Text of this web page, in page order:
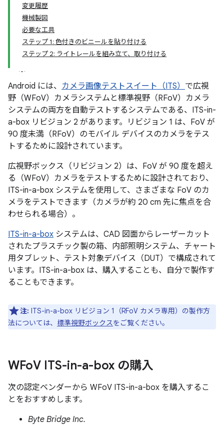
変更履歴
機械製図
必要な工具
ステップ 1: 色付きのビニールを貼り付ける
ステップ 2: ライトレールを組み立て、取り付ける
Android には、 カメラ画像テストスイート（ITS） で広視
野（WFoV）カメラシステムと標準視野（RFoV）カメラ
システムの両方を自動テストするシステムである、ITS-in-
a-box リビジョン 2 があります。リビジョン 1 は、FoV が
90 度未満（RFoV）のモバイル デバイスのカメラをテス
トするために設計されています。
広視野ボックス（リビジョン 2）は、FoV が 90 度を超え
る（WFoV）カメラをテストするために設計されており、
ITS-in-a-box システムを使用して、さまざまな FoV のカ
メラをテストできます（カメラが約 20 cm 先に焦点を合
わせられる場合）。
ITS-in-a-box システムは、CAD 図面からレーザーカット
されたプラスチック製の箱、内部照明システム、チャート
用タブレット、テスト対象デバイス（DUT）で構成されて
います。ITS-in-a-box は、購入することも、自分で製作す
ることもできます。
注: ITS-in-a-box リビジョン 1（RFoV カメラ専用）の製作方
法については、 標準視野ボックスをご覧ください。
WFoV ITS-in-a-box の購入
次の認定ベンダーから WFoV ITS-in-a-box を購入するこ
とをおすすめします。
Byte Bridge Inc.